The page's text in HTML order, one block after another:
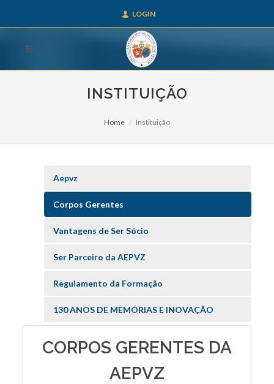
LOGIN
INSTITUIÇÃO
Home Instituição
Aepvz
Corpos Gerentes
Vantagens de Ser Sócio
Ser Parceiro da AEPVZ
Regulamento da Formação
130 ANOS DE MEMÓRIAS E INOVAÇÃO
CORPOS GERENTES DA
AEPVZ